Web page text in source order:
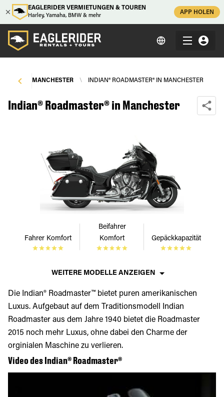
EAGLERIDER VERMIETUNGEN & TOUREN
Harley, Yamaha, BMW & mehr
APP HOLEN
MANCHESTER \ INDIAN® ROADMASTER® IN MANCHESTER
Indian® Roadmaster® in Manchester
Fahrer Komfort
Beifahrer
Komfort
Gepäckkapazität
WEITERE MODELLE ANZEIGEN
Die Indian® Roadmaster™ bietet puren amerikanischen
Luxus. Aufgebaut auf dem Traditionsmodell Indian
Roadmaster aus dem Jahre 1940 bietet die Roadmaster
2015 noch mehr Luxus, ohne dabei den Charme der
orginialen Maschine zu verlieren.
Video des Indian® Roadmaster®